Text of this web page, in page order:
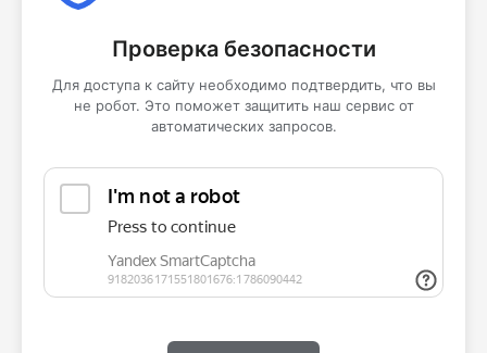
Проверка безопасности
Для доступа к сайту необходимо подтвердить, что вы
не робот. Это поможет защитить наш сервис от
автоматических запросов.